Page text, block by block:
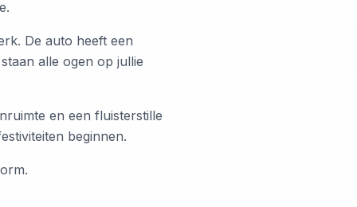
De auto heeft een
alle ogen op jullie
en een fluisterstille
beginnen.